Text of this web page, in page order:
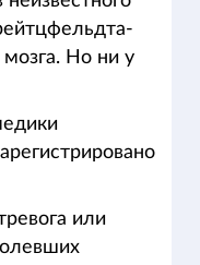
Но ни у
или